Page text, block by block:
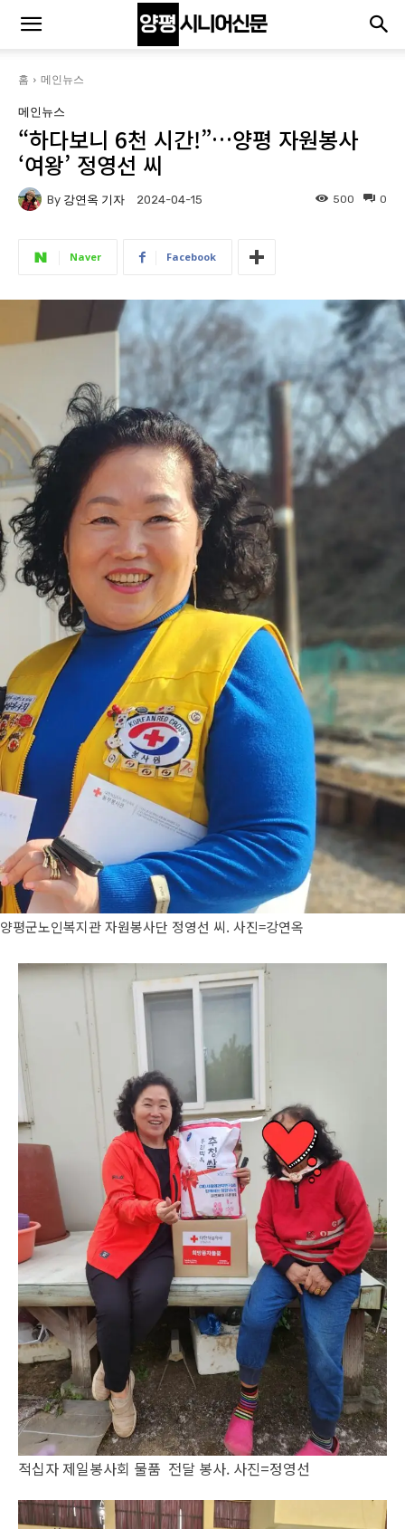
홈 메인뉴스
메인뉴스
“하다보니 6천 시간!”…양평 자원봉사
‘여왕’ 정영선 씨
By 강연옥 기자 2024-04-15 0
500
Naver Facebook
양평군노인복지관 자원봉사단 정영선 씨. 사진=강연옥
적십자 제일봉사회 물품 전달 봉사. 사진=정영선